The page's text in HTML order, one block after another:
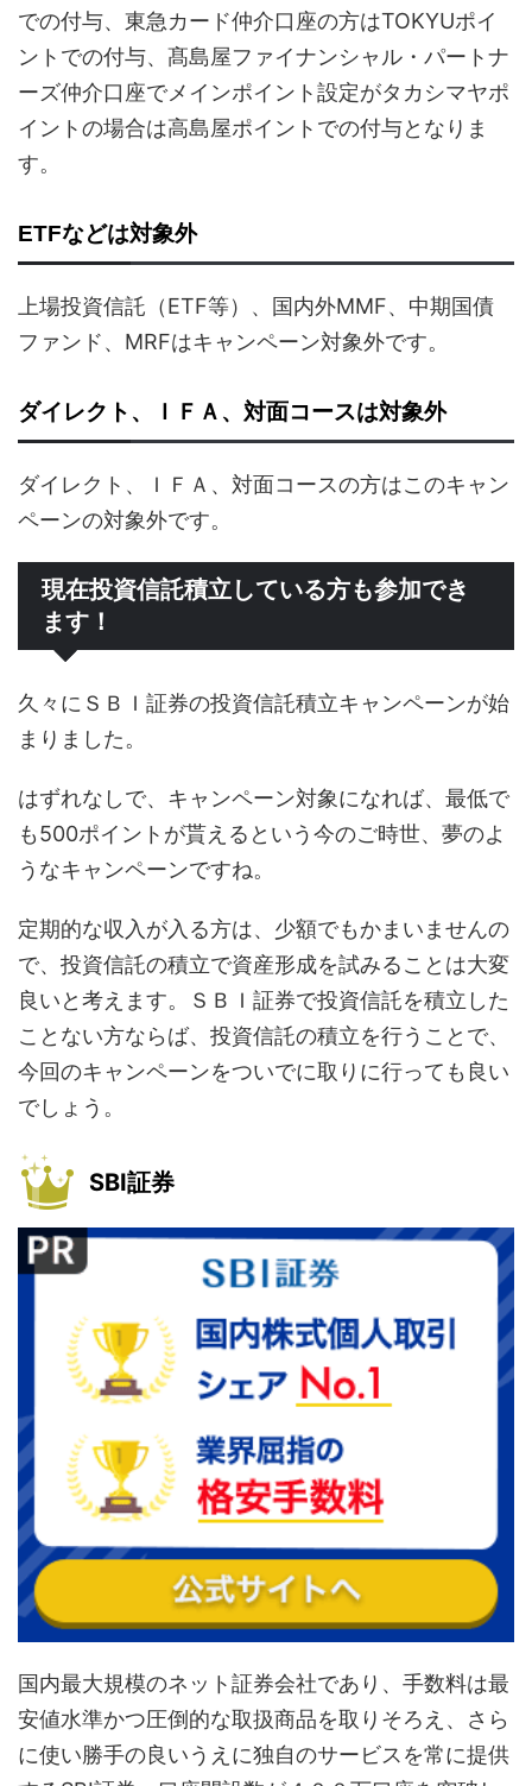
での付与、東急カード仲介口座の方はTOKYUポイ
ントでの付与、髙島屋ファイナンシャル・パートナ
ーズ仲介口座でメインポイント設定がタカシマヤポ
イントの場合は高島屋ポイントでの付与となりま
す。
ETFなどは対象外
上場投資信託（ETF等）、国内外MMF、中期国債
ファンド、MRFはキャンペーン対象外です。
ダイレクト、ＩＦＡ、対面コースは対象外
ダイレクト、ＩＦＡ、対面コースの方はこのキャン
ペーンの対象外です。
現在投資信託積立している方も参加でき
ます！
久々にＳＢＩ証券の投資信託積立キャンペーンが始
まりました。
はずれなしで、キャンペーン対象になれば、最低で
も500ポイントが貰えるという今のご時世、夢のよ
うなキャンペーンですね。
定期的な収入が入る方は、少額でもかまいませんの
で、投資信託の積立で資産形成を試みることは大変
良いと考えます。ＳＢＩ証券で投資信託を積立した
ことない方ならば、投資信託の積立を行うことで、
今回のキャンペーンをついでに取りに行っても良い
でしょう。
SBI証券
国内最大規模のネット証券会社であり、手数料は最
安値水準かつ圧倒的な取扱商品を取りそろえ、さら
に使い勝手の良いうえに独自のサービスを常に提供